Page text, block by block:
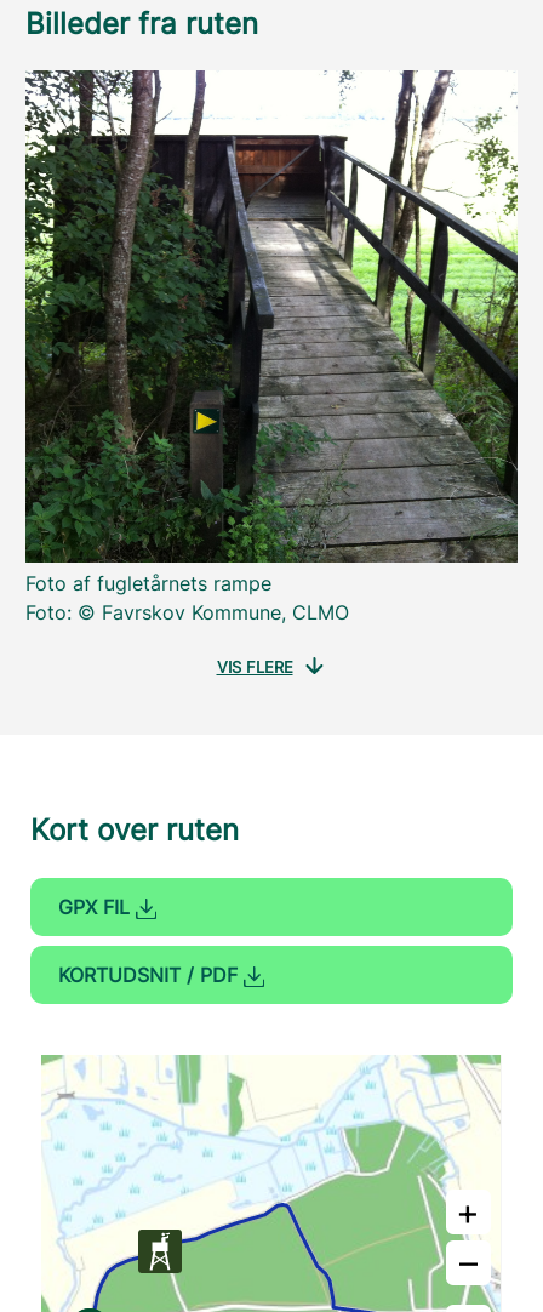
Billeder fra ruten
Foto af fugletårnets rampe
Foto: © Favrskov Kommune, CLMO
VIS FLERE
Kort over ruten
GPX FIL
KORTUDSNIT / PDF
+
–